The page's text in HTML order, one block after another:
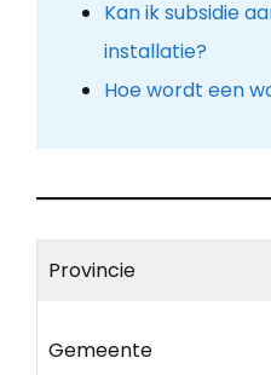
Kan ik subsidie
installatie?
Hoe wordt een
Provincie
Gemeente